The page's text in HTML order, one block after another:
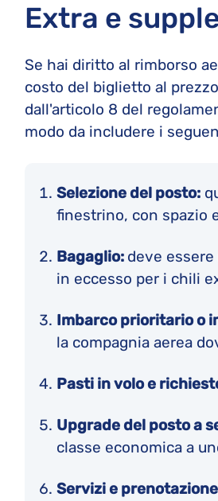
Extra e
Se hai diritto al rimborso
costo del biglietto al
dall'articolo 8 del
modo da includere i
Selezione del posto:
finestrino, con spazio
Bagaglio: deve
in eccesso per i chili
Imbarco prioritario o
la compagnia aerea
Pasti in volo e
Upgrade del posto a
classe economica a
Servizi e prenotazione